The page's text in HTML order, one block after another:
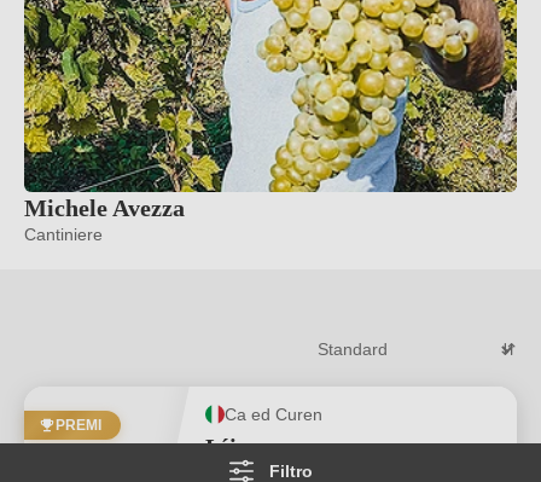
Michele Avezza
Cantiniere
Filtro
PREMI
Ca ed Curen
L´incompreso